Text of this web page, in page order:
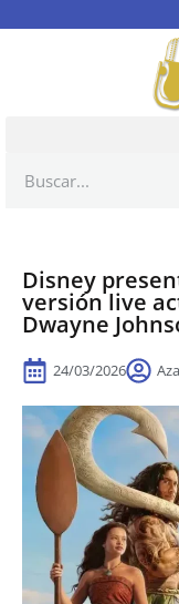
Disney
versión live
Dwayne
24/03/2026